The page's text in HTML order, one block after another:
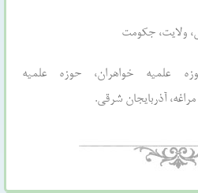
ولایت، جکومت
علمیه خواهران، حوزه علمیه
مراغه، آذربایجان شرقی.